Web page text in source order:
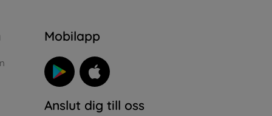
Mobilapp
Anslut dig till oss